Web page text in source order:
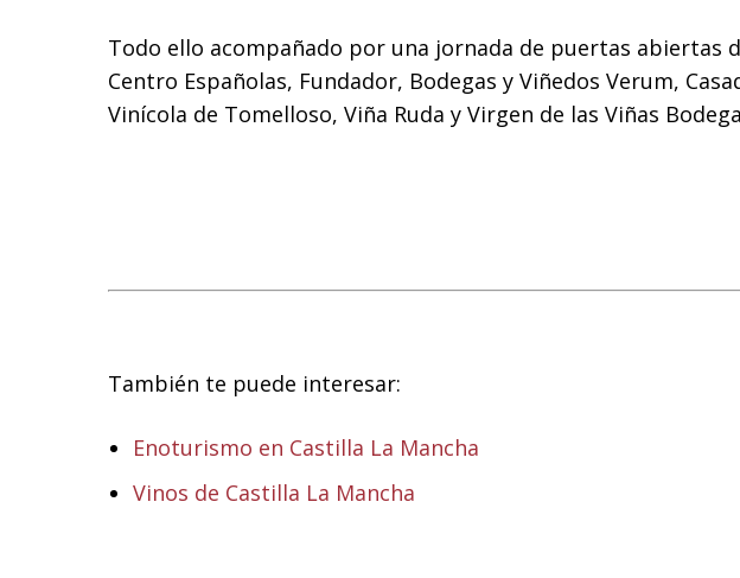
Todo ello acompañado por una jornada de puertas abiertas
Centro Españolas, Fundador, Bodegas y Viñedos Verum,
Vinícola de Tomelloso, Viña Ruda y Virgen de las Viñas
También te puede interesar:
Enoturismo en Castilla La Mancha
Vinos de Castilla La Mancha